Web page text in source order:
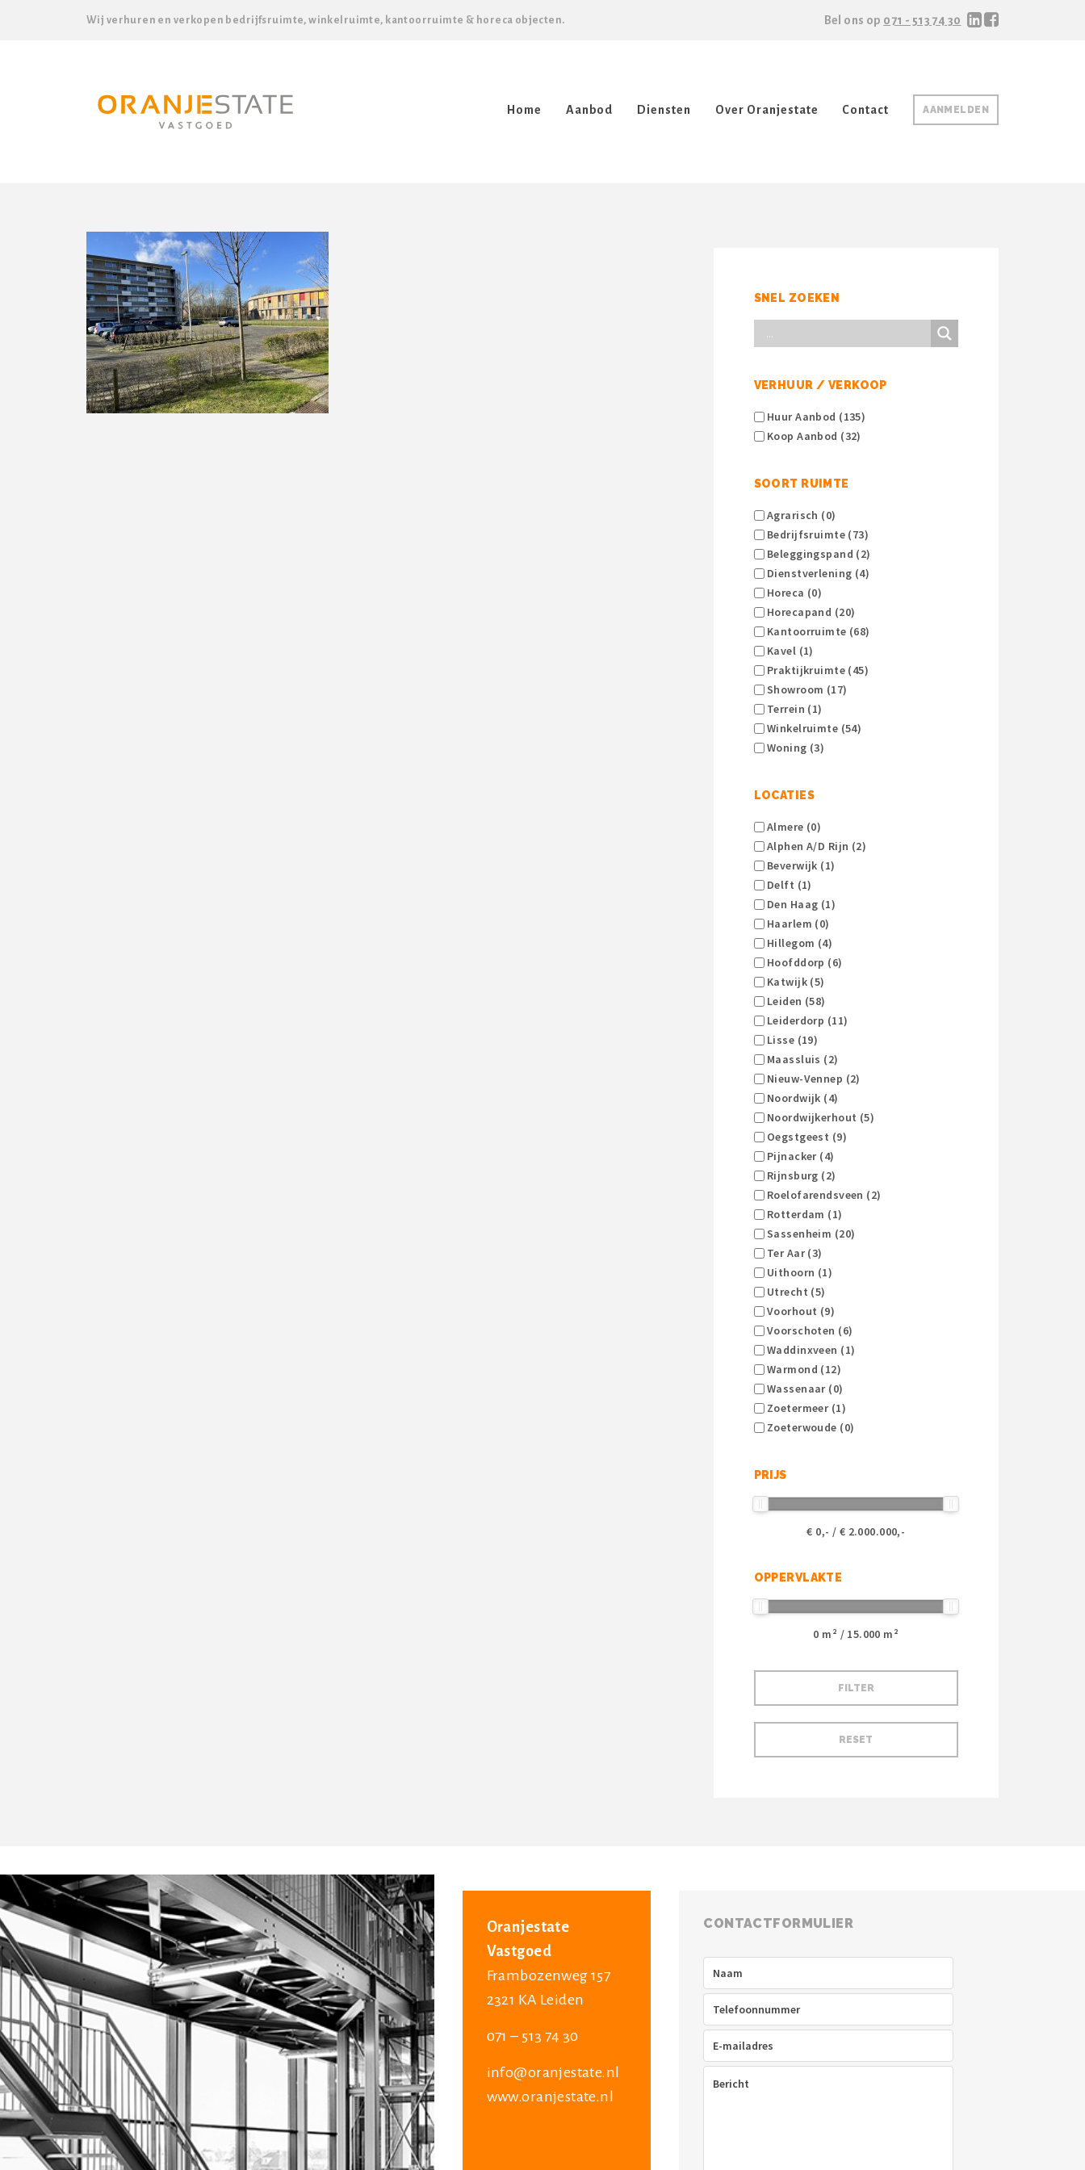
Wij verhuren en verkopen bedrijfsruimte, winkelruimte, kantoorruimte & horeca objecten. Bel ons op 071 - 513 74 30
AANMELDEN
Home Aanbod Diensten Over Oranjestate Contact
SNEL ZOEKEN
VERHUUR / VERKOOP
Huur Aanbod (135)
Koop Aanbod (32)
SOORT RUIMTE
Agrarisch (0)
Bedrijfsruimte (73)
Beleggingspand (2)
Dienstverlening (4)
Horeca (0)
Horecapand (20)
Kantoorruimte (68)
Kavel (1)
Praktijkruimte (45)
Showroom (17)
Terrein (1)
Winkelruimte (54)
Woning (3)
LOCATIES
Almere (0)
Alphen A/d Rijn (2)
Beverwijk (1)
Delft (1)
Den Haag (1)
Haarlem (0)
Hillegom (4)
Hoofddorp (6)
Katwijk (5)
Leiden (58)
Leiderdorp (11)
Lisse (19)
Maassluis (2)
Nieuw-Vennep (2)
Noordwijk (4)
Noordwijkerhout (5)
Oegstgeest (9)
Pijnacker (4)
Rijnsburg (2)
Roelofarendsveen (2)
Rotterdam (1)
Sassenheim (20)
Ter Aar (3)
Uithoorn (1)
Utrecht (5)
Voorhout (9)
Voorschoten (6)
Waddinxveen (1)
Warmond (12)
Wassenaar (0)
Zoetermeer (1)
Zoeterwoude (0)
PRIJS
€ 0,- / € 2.000.000,-
OPPERVLAKTE
0 m² / 15.000 m²
Oranjestate
Vastgoed
Frambozenweg 157
2321 KA Leiden
071 – 513 74 30
info@oranjestate.nl
www.oranjestate.nl
CONTACTFORMULIER
Telefoon
mailadres(Vereist)